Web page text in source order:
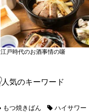
江戸時代のお酒事情の噺
人気のキーワード
もつ焼きばん ハイサワー